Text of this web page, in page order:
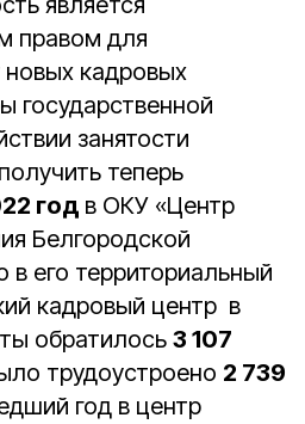
правом для
новых кадровых
государственной
занятости
теперь
год в ОКУ «Центр
Белгородской
в его территориальный
кадровый центр в
обратилось 3 107
трудоустроено 2 739
год в центр